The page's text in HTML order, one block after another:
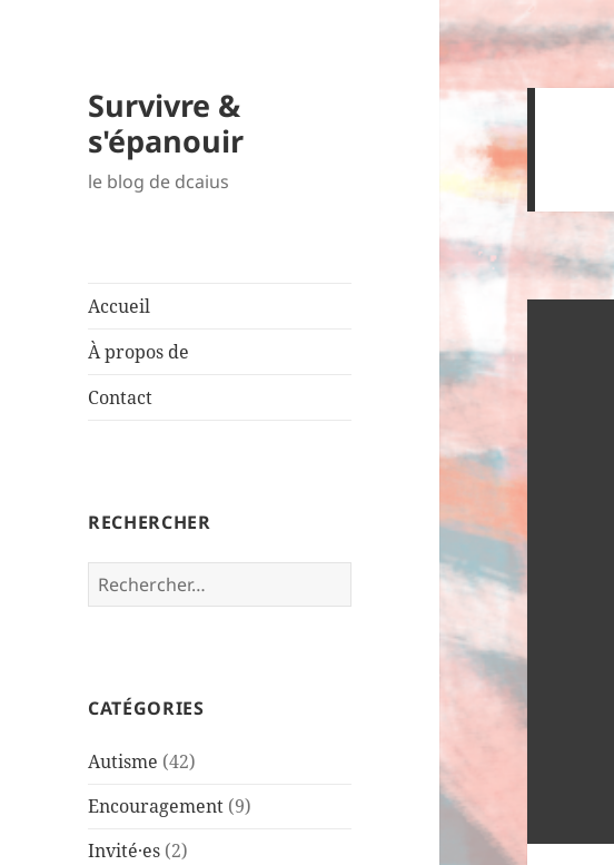
Survivre &
s'épanouir
le blog de dcaius
Accueil
À propos de
Contact
RECHERCHER
R
e
r
h
r
CATÉGORIES
Autisme (42)
Encouragement (9)
Invité·es (2)